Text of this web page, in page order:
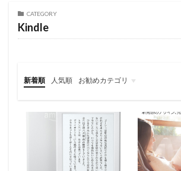
CATEGORY
Kindle
新着順 人気順 お勧めカテゴリ